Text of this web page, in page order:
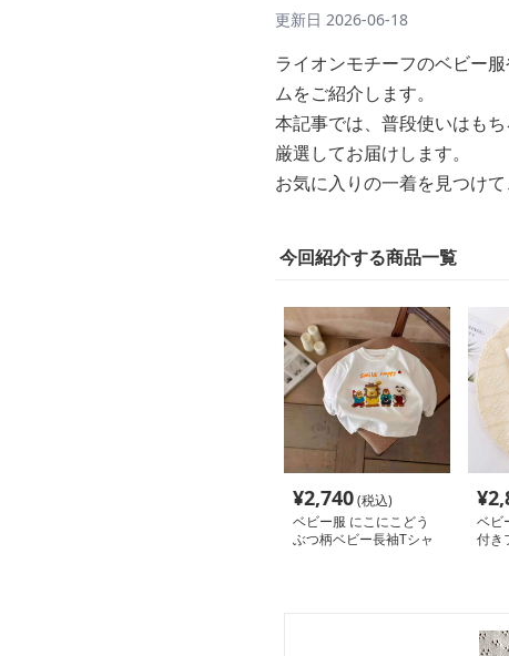
更新日 2026-06-18
ライオンモチーフのベビー
ムをご紹介します。
本記事では、普段使いはも
厳選してお届けします。
お気に入りの一着を見つけ
今回紹介する商品一覧
¥2,740(税込)
ベビー服 にこにこどう
ぶつ柄ベビー長袖Tシャ
¥
ベビ
付き